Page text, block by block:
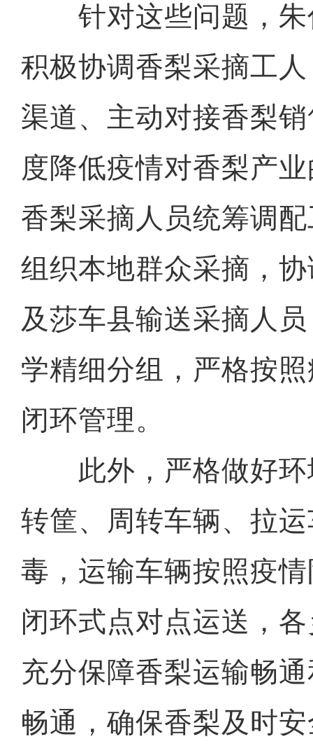
针对这些问题，朱
积极协调香梨采摘工
渠道、主动对接香梨
度降低疫情对香梨产
香梨采摘人员统筹调
组织本地群众采摘，
及莎车县输送采摘人
学精细分组，严格按
闭环管理。
此外，严格做好环
转筐、周转车辆、拉
毒，运输车辆按照疫
闭环式点对点运送，
充分保障香梨运输畅
畅通，确保香梨及时